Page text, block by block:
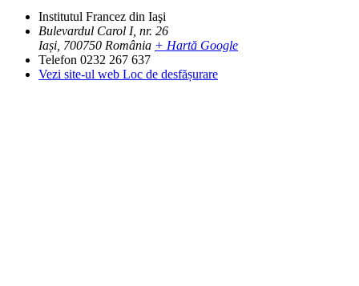
Institutul Francez din Iaşi
Bulevardul Carol I, nr. 26
Iași 700750 România + Hartă Google
Telefon 0232 267 637
Vezi site-ul web Loc de desfășurare